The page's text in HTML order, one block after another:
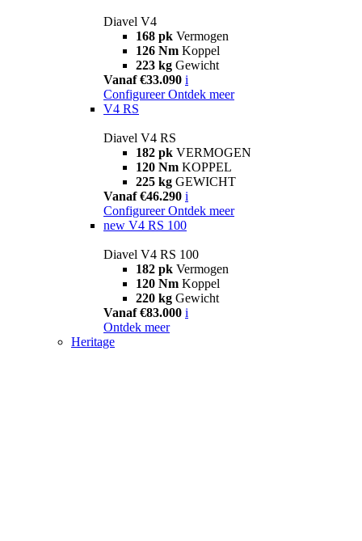
Diavel V4
168 pk Vermogen
126 Nm Koppel
223 kg Gewicht
Vanaf €33.090 i
Configureer Ontdek meer
V4 RS
Diavel V4 RS
182 pk VERMOGEN
120 Nm KOPPEL
225 kg GEWICHT
Vanaf €46.290 i
Configureer Ontdek meer
new V4 RS 100
Diavel V4 RS 100
182 pk Vermogen
120 Nm Koppel
220 kg Gewicht
Vanaf €83.000 i
Ontdek meer
Heritage